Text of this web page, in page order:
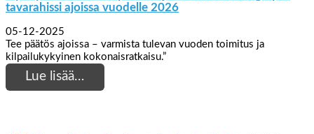
tavarahissi ajoissa vuodelle 2026
05-12-2025
Tee päätös ajoissa – varmista tulevan vuoden toimitus ja
kilpailukykyinen kokonaisratkaisu.”
Lue lisää…